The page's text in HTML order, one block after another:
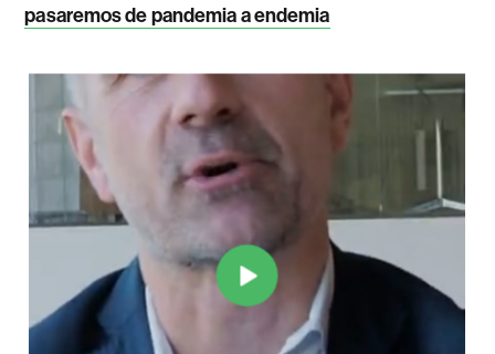
pasaremos de pandemia a endemia